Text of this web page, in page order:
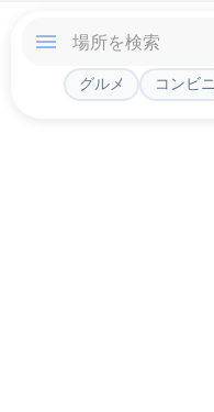
グルメ コンビニ